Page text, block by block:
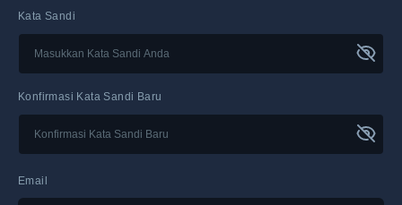
Kata Sandi
Konfirmasi Kata Sandi Baru
Email